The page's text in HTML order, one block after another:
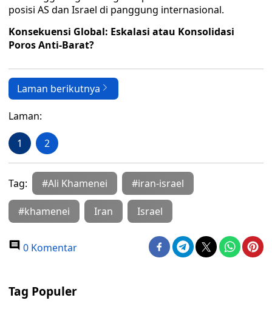
posisi AS dan Israel di panggung internasional.
Konsekuensi Global: Eskalasi atau Konsolidasi
Poros Anti-Barat?
Laman berikutnya
Laman:
1 2
Tag: #Ali Khamenei #iran-israel
#khamenei Iran Israel
0 Komentar
Tag Populer